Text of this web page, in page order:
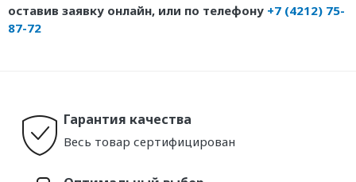
оставив заявку онлайн, или по телефону +7 (4212) 75-
87-72
Гарантия качества
Весь товар сертифицирован